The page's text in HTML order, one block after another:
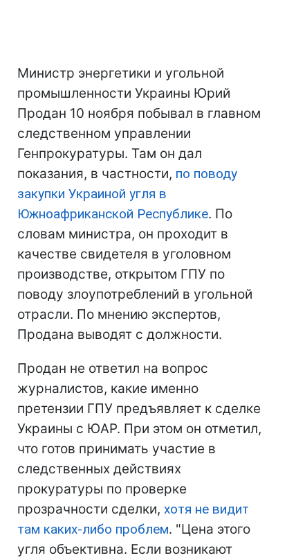
Министр энергетики и угольной
промышленности Украины Юрий
Продан 10 ноября побывал в главном
следственном управлении
Генпрокуратуры. Там он дал
показания, в частности, по поводу
закупки Украиной угля в
Южноафриканской Республике. По
словам министра, он проходит в
качестве свидетеля в уголовном
производстве, открытом ГПУ по
поводу злоупотреблений в угольной
отрасли. По мнению экспертов,
Продана выводят с должности.
Продан не ответил на вопрос
журналистов, какие именно
претензии ГПУ предъявляет к сделке
Украины с ЮАР. При этом он отметил,
что готов принимать участие в
следственных действиях
прокуратуры по проверке
прозрачности сделки, хотя не видит
там каких-либо проблем. "Цена этого
угля объективна. Если возникают